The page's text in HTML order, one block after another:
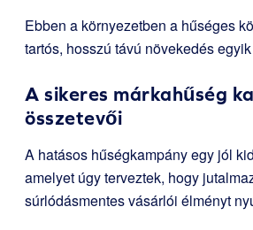
Ebben a környezetben a hűséges
tartós, hosszú távú növekedés
A sikeres márkahűség
összetevői
A hatásos hűségkampány egy jól
amelyet úgy terveztek, hogy
súrlódásmentes vásárlói élményt